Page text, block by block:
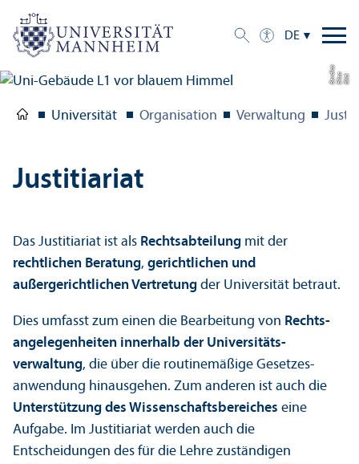
DE
Bil
d:
Eli
s
a
B
e
r
dic
a
Universität Organisation Verwaltung
Justitiariat
Das Justitiariat ist als Rechts­abteilung mit der
rechtlichen Beratung, gerichtlichen und
außergerichtlichen Vertretung der Universität betraut.
Dies umfasst zum einen die Bearbeitung von Rechts­
angelegenheiten innerhalb der Universitäts­
verwaltung, die über die routinemäßige Gesetzes­
anwendung hinausgehen. Zum anderen ist auch die
Unter­stützung des Wissenschafts­bereiches eine
Aufgabe. Im Justitiariat werden auch die
Entscheidungen des für die Lehre zuständigen